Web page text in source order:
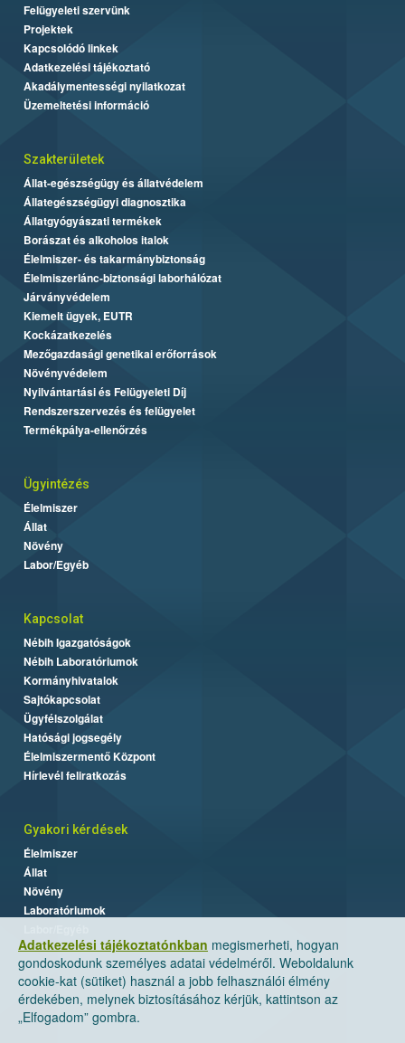
Adatkezelési tájékoztatónkban megismerheti, hogyan
gondoskodunk személyes adatai védelméről. Weboldalunk
cookie-kat (sütiket) használ a jobb felhasználói élmény
érdekében, melynek biztosításához kérjük, kattintson az
„Elfogadom” gombra.
Felügyeleti szervünk
Projektek
Kapcsolódó linkek
Adatkezelési tájékoztató
Akadálymentességi nyilatkozat
Üzemeltetési információ
Szakterületek
Állat-egészségügy és állatvédelem
Állategészségügyi diagnosztika
Állatgyógyászati termékek
Borászat és alkoholos italok
Élelmiszer- és takarmánybiztonság
Élelmiszerlánc-biztonsági laborhálózat
Járványvédelem
Kiemelt ügyek, EUTR
Kockázatkezelés
Mezőgazdasági genetikai erőforrások
Növényvédelem
Nyilvántartási és Felügyeleti Díj
Rendszerszervezés és felügyelet
Termékpálya-ellenőrzés
Ügyintézés
Élelmiszer
Állat
Növény
Labor/Egyéb
Kapcsolat
Nébih Igazgatóságok
Nébih Laboratóriumok
Kormányhivatalok
Sajtókapcsolat
Ügyfélszolgálat
Hatósági jogsegély
Élelmiszermentő Központ
Hírlevél feliratkozás
Gyakori kérdések
Élelmiszer
Állat
Növény
Laboratóriumok